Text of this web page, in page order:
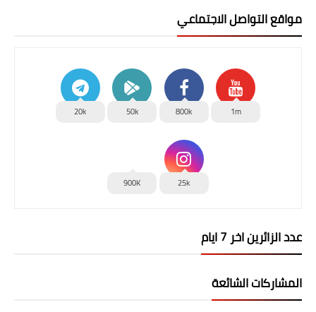
مواقع التواصل الاجتماعي
1m
800k
50k
20k
25k
900K
عدد الزائرين اخر 7 ايام
المشاركات الشائعة